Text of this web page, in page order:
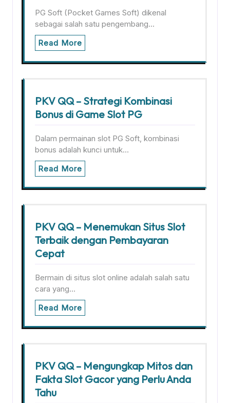
PG Soft (Pocket Games Soft) dikenal
sebagai salah satu pengembang…
Read More
PKV QQ – Strategi Kombinasi
Bonus di Game Slot PG
Dalam permainan slot PG Soft, kombinasi
bonus adalah kunci untuk…
Read More
PKV QQ – Menemukan Situs Slot
Terbaik dengan Pembayaran
Cepat
Bermain di situs slot online adalah salah satu
cara yang…
Read More
PKV QQ – Mengungkap Mitos dan
Fakta Slot Gacor yang Perlu Anda
Tahu